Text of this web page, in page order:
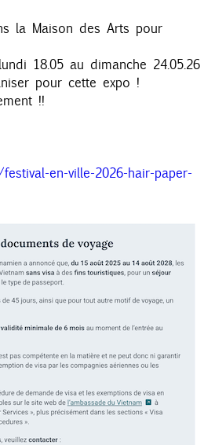
la Maison des Arts pour
18.05 au dimanche 24.05.26
pour cette expo !
!!
en-ville-2026-hair-paper-